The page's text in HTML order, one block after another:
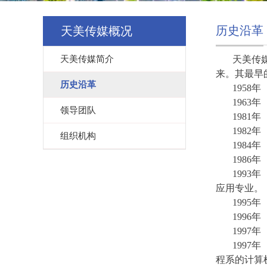
天美传媒概况
天美传媒简介
历史沿革
领导团队
组织机构
历史沿革
天美传
来。其最早
1958年
1963年
1981年
1982年
1984年
1986年
1993年
应用专业。
1995年
1996年
1997年
1997年
程系的计算